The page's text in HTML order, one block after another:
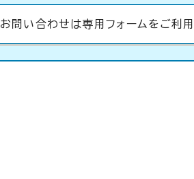
お問い合わせは専用フォームをご利用